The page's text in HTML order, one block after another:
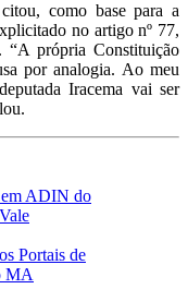
como base para a
no artigo nº 77,
“A própria Constituição
por analogia. Ao meu
Iracema vai ser
em ADIN do
Portais de
MA